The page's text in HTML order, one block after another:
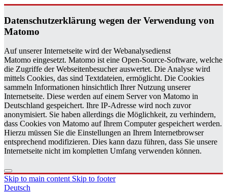
Daten­schutzerklärung wegen der Ver­wen­dung von
Matomo
Auf unserer Internetseite wird der Webanalysedienst
Matomo eingesetzt. Matomo ist eine Open-Source-Software, welche
die Zugriffe der Webseitenbesucher auswertet. Die Analyse wird
mittels Cookies, das sind Textdateien, ermöglicht. Die Cookies
sammeln Informationen hinsichtlich Ihrer Nutzung unserer
Internetseite. Diese werden auf einem Server von Matomo in
Deutschland gespeichert. Ihre IP-Adresse wird noch zuvor
anonymisiert. Sie haben allerdings die Möglichkeit, zu verhindern,
dass Cookies von Matomo auf Ihrem Computer gespeichert werden.
Hierzu müssen Sie die Einstellungen an Ihrem Internetbrowser
entsprechend modifizieren. Dies kann dazu führen, dass Sie unsere
Internetseite nicht im kompletten Umfang verwenden können.
Skip to main content Skip to footer
Deutsch